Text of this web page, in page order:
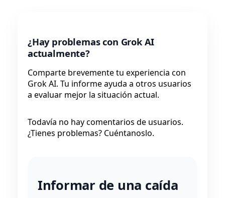
¿Hay problemas con Grok AI
actualmente?
Comparte brevemente tu experiencia con
Grok AI. Tu informe ayuda a otros usuarios
a evaluar mejor la situación actual.
Todavía no hay comentarios de usuarios.
¿Tienes problemas? Cuéntanoslo.
Informar de una caída